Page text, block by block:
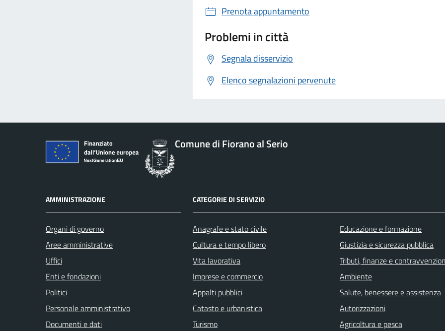
Prenota appuntamento
Problemi in città
Segnala disservizio
Elenco segnalazioni pervenute
Comune di Fiorano al Serio
AMMINISTRAZIONE
Organi di governo
Aree amministrative
Uffici
Enti e fondazioni
Politici
Personale amministrativo
Documenti e dati
CATEGORIE DI SERVIZIO
Anagrafe e stato civile
Cultura e tempo libero
Vita lavorativa
Imprese e commercio
Appalti pubblici
Catasto e urbanistica
Turismo
Educazione e formazione
Giustizia e sicurezza pubblica
Tributi, finanze e
Ambiente
Salute, benessere e assistenza
Autorizzazioni
Agricoltura e pesca